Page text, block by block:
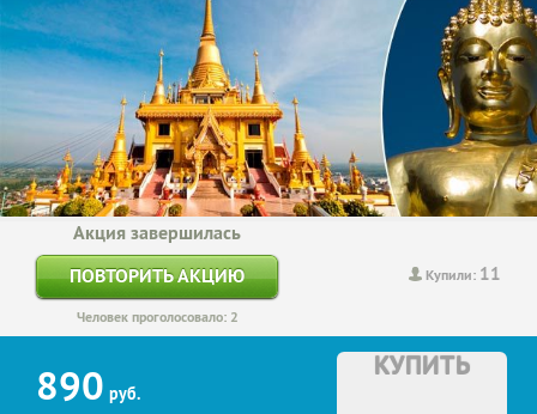
Купили: 11
Акция завершилась
ПОВТОРИТЬ АКЦИЮ
Человек проголосовало: 2
890 руб.
КУПИТЬ